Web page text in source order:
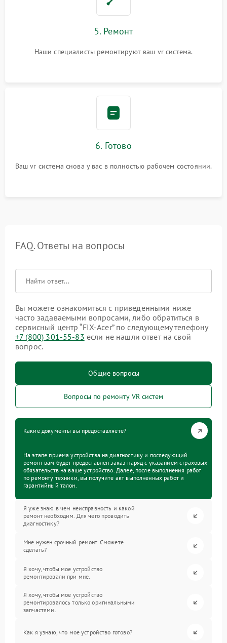
5. Ремонт
Наши специалисты ремонтируют ваш vr система.
6. Готово
Ваш vr система снова у вас в полностью рабочем состоянии.
FAQ. Ответы на вопросы
Вы можете ознакомиться с приведенными ниже
часто задаваемыми вопросами, либо обратиться в
сервисный центр “FIX-Acer” по следующему телефону
+7 (800) 301-55-83 если не нашли ответ на свой
вопрос.
Общие вопросы
Вопросы по ремонту VR систем
Какие документы вы предоставляете?
На этапе приема устройства на диагностику и последующий
ремонт вам будет предоставлен заказ-наряд с указанием страховых
обязательств на ваше устройство. Далее, после выполнения работ
по ремонту техники, вы получите акт выполненных работ и
гарантийный талон.
Я уже знаю в чем неисправность и какой
ремонт необходим. Для чего проводить
диагностику?
Мне нужен срочный ремонт. Сможете
сделать?
Я хочу, чтобы мое устройство
ремонтировали при мне.
Я хочу, чтобы мое устройство
ремонтировалось только оригинальными
запчастями.
Как я узнаю, что мое устройство готово?